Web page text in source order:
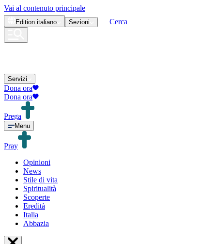
Vai al contenuto principale
Edition italiano Sezioni Cerca
Servizi
Dona ora
Dona ora
Prega
Menu
Pray
Opinioni
News
Stile di vita
Spiritualità
Scoperte
Eredità
Italia
Abbazia